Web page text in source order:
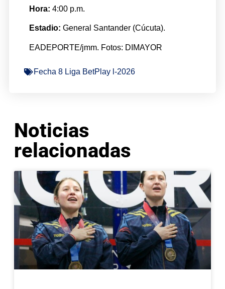
Hora: 4:00 p.m.
Estadio: General Santander (Cúcuta).
EADEPORTE/jmm. Fotos: DIMAYOR
Fecha 8 Liga BetPlay l-2026
Noticias
relacionadas